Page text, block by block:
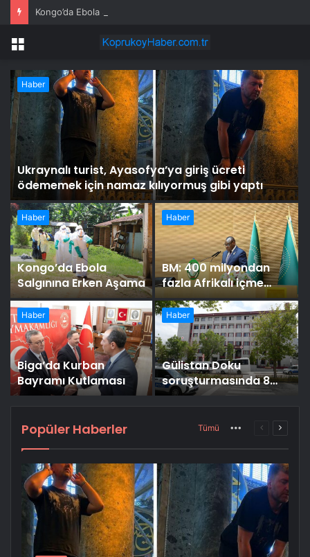
Kongo’da Ebola Salgınına Erken Aşama
Menü
Haber
Ukraynalı turist, Ayasofya’ya giriş ücreti
ödememek için namaz kılıyormuş gibi yaptı
Haber
Kongo’da Ebola
Salgınına Erken Aşama
Haber
BM: 400 milyondan
fazla Afrikalı içme
suyuna erişemiyor
Haber
Biga’da Kurban
Bayramı Kutlaması
Haber
Gülistan Doku
soruşturmasında 8
şüpheli Erzurum
Popüler Haberler Tümü MoreÖncekiSonraki